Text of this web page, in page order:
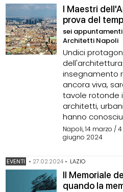
I Maestri
prova del
sei
Architetti Napoli
Undici
insegnamento
ancora viva,
tavole rotonde
architetti,
hanno
Napoli, 14 marzo /
giugno 2024
EVENTI • 27.02.2024 • LAZIO
Il Memoriale
quando la